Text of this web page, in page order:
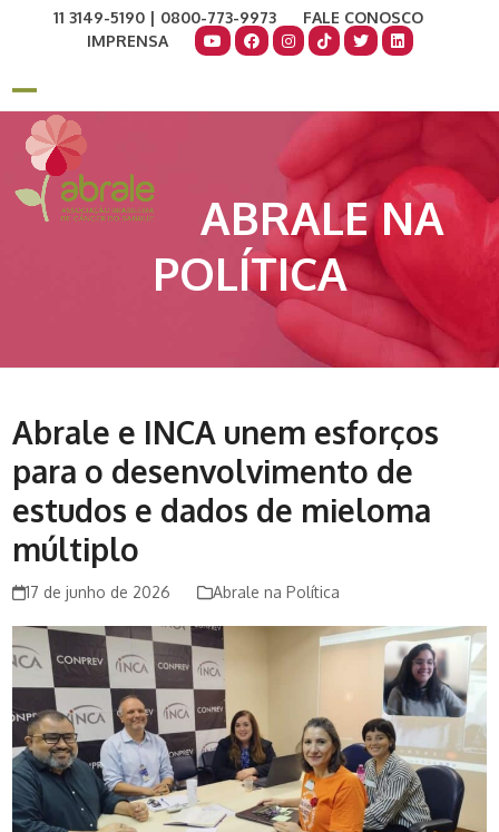
11 3149-5190 | 0800-773-9973
FALE CONOSCO
IMPRENSA
Open
mobile
menu
Close
mobile
menu
ABRALE NA
POLÍTICA
Abrale e INCA unem esforços
para o desenvolvimento de
estudos e dados de mieloma
múltiplo
17 de junho de 2026 Abrale na Política